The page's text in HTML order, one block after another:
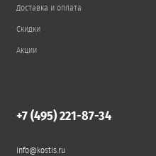
Доставка и оплата
Скидки
Акции
+7 (495) 221-87-34
info@kostis.ru